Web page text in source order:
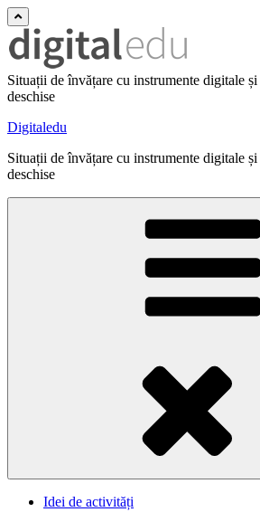
Situații de învățare cu instrumente digitale și
deschise
Digitaledu
Situații de învățare cu instrumente digitale și
deschise
Idei de activități